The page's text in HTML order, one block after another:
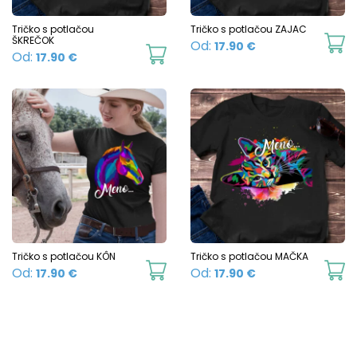
be
chosen
on
product
page
Tričko s potlačou
ŠKREČOK
Od: 17.90 €
This
multiple
variants.
options
may
chosen
Tričko s potlačou ZAJAC
Od: 17.90 €
Tričko s potlačou KÔN
Od: 17.90 €
This
Tričko s potlačou MAČKA
Od: 17.90 €